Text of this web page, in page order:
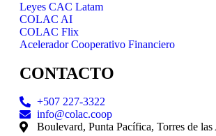
Leyes CAC Latam
COLAC AI
COLAC Flix
Acelerador Cooperativo Financiero
CONTACTO
+507 227-3322
info@colac.coop
Boulevard, Punta Pacífica, Torres de las